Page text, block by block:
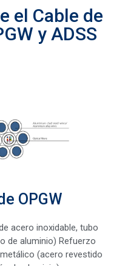
el Cable de
y ADSS
OPGW
acero inoxidable, tubo
de aluminio) Refuerzo
(acero revestido